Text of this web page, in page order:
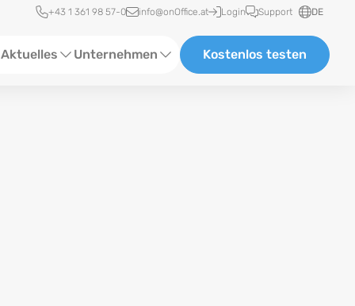
Schnellzugriff
+43 1 361 98 57-0 info@onOffice.at Login Support DE
Aktuelles Unternehmen Kostenlos testen